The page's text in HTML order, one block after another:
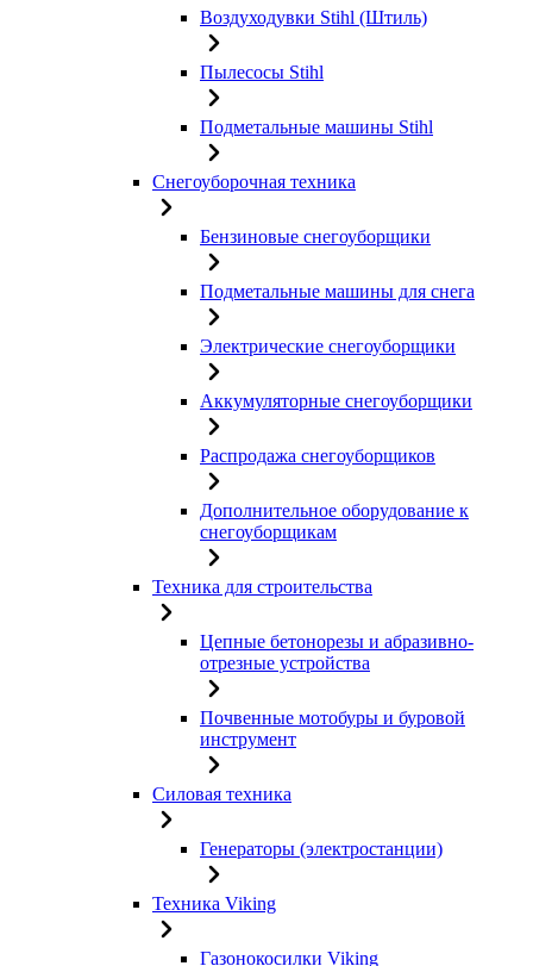
Воздуходувки Stihl (Штиль)
Пылесосы Stihl
Подметальные машины Stihl
Снегоуборочная техника
Бензиновые снегоуборщики
Подметальные машины для снега
Электрические снегоуборщики
Аккумуляторные снегоуборщики
Распродажа снегоуборщиков
Дополнительное оборудование к
снегоуборщикам
Техника для строительства
Цепные бетонорезы и абразивно-
отрезные устройства
Почвенные мотобуры и буровой
инструмент
Силовая техника
Генераторы (электростанции)
Техника Viking
Газонокосилки Viking